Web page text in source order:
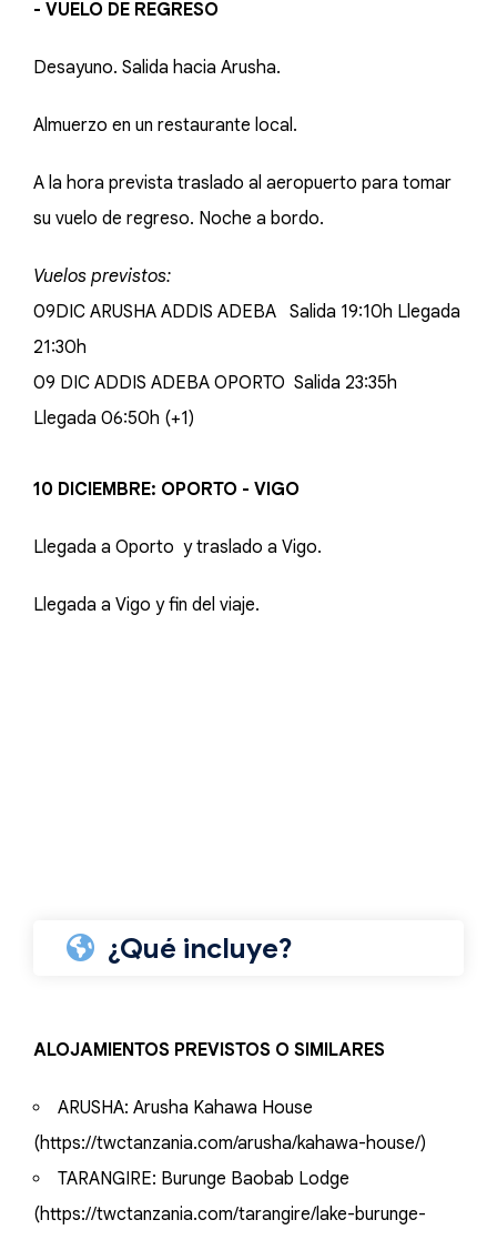
- VUELO DE REGRESO
Desayuno. Salida hacia Arusha.
Almuerzo en un restaurante local.
A la hora prevista traslado al aeropuerto para tomar
su vuelo de regreso. Noche a bordo.
Vuelos previstos:
09DIC ARUSHA ADDIS ADEBA Salida 19:10h Llegada
21:30h
09 DIC ADDIS ADEBA OPORTO Salida 23:35h
Llegada 06:50h (+1)
10 DICIEMBRE: OPORTO - VIGO
Llegada a Oporto y traslado a Vigo.
Llegada a Vigo y fin del viaje.
¿Qué incluye?
ALOJAMIENTOS PREVISTOS O SIMILARES
ARUSHA: Arusha Kahawa House
(https://twctanzania.com/arusha/kahawa-house/)
TARANGIRE: Burunge Baobab Lodge
(https://twctanzania.com/tarangire/lake-burunge-